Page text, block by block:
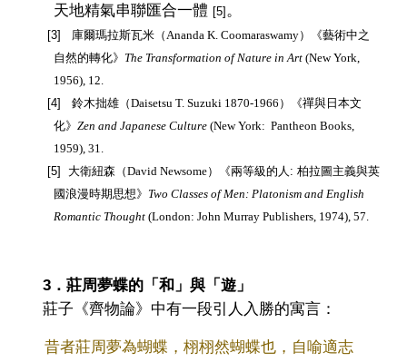
天地精氣串聯匯合一體 [5] 。
[3] 庫爾瑪拉斯瓦米 （Ananda K. Coomaraswamy）
《藝術中之
自然的轉化》 The Transformation of Nature in Art (New York,
1956), 12.
[4] 鈴木拙雄 （Daisetsu T. Suzuki 1870-1966）
《禪與日本文
化》 Zen and Japanese Culture(New York: Pantheon Books,
1959), 31.
[5] 大衛紐森 （David Newsome）
《兩等級的人: 柏拉圖主義與英
國浪漫時期思想》 Two Classes of Men: Platonism and English
Romantic Thought (London: John Murray Publishers, 1974), 57.
3．莊周夢蝶的「和」與「遊」
莊子《齊物論》中有一段引人入勝的寓言：
昔者莊周夢為蝴蝶，栩栩然蝴蝶也，自喻適志